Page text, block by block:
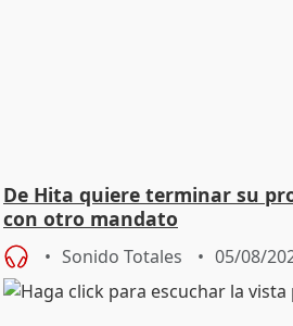
De Hita quiere terminar su
con otro mandato
Sonido Totales 05/08/